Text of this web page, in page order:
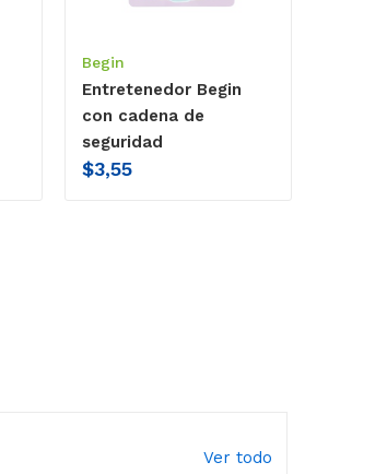
Begin
Entretenedor Begin
con cadena de
seguridad
$3,55
Ver todo